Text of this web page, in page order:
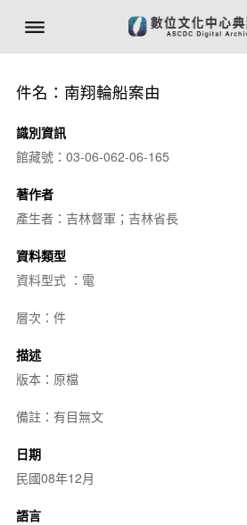
件名：南翔輪船案由
識別資訊
館藏號：03-06-062-06-165
著作者
產生者：吉林督軍；吉林省長
資料類型
資料型式 ：電
層次：件
描述
版本：原檔
備註：有目無文
日期
民國08年12月
語言